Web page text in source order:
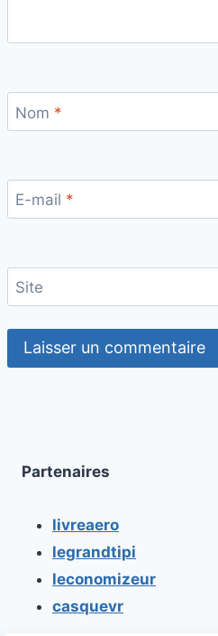
Nom *
E-mail *
Site
Partenaires
livreaero
legrandtipi
leconomizeur
casquevr